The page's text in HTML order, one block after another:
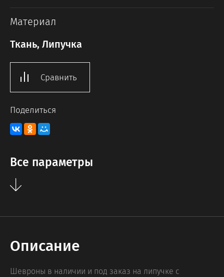
Материал
Ткань, Липучка
Сравнить
Поделиться
Все параметры
Описание
Шевроны в наличии и под заказ на липучке с